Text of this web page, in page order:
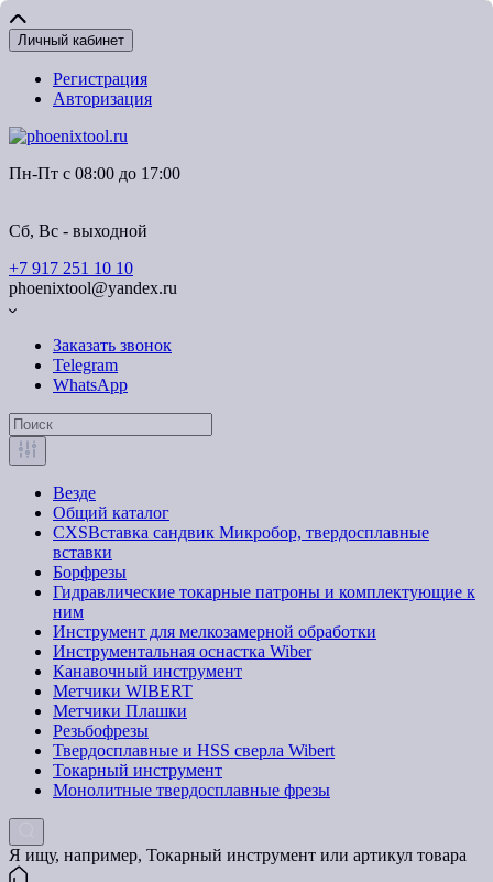
Личный кабинет
Регистрация
Авторизация
Пн-Пт с 08:00 до 17:00
Сб, Вс - выходной
+7 917 251 10 10
phoenixtool@yandex.ru
Заказать звонок
Telegram
WhatsApp
Везде
Общий каталог
CXSВставка сандвик Микробор, твердосплавные
вставки
Борфрезы
Гидравлические токарные патроны и комплектующие к
ним
Инструмент для мелкозамерной обработки
Инструментальная оснастка Wiber
Канавочный инструмент
Метчики WIBERT
Метчики Плашки
Резьбофрезы
Твердосплавные и HSS сверла Wibert
Токарный инструмент
Монолитные твердосплавные фрезы
Я ищу, например, Токарный инструмент или артикул товара